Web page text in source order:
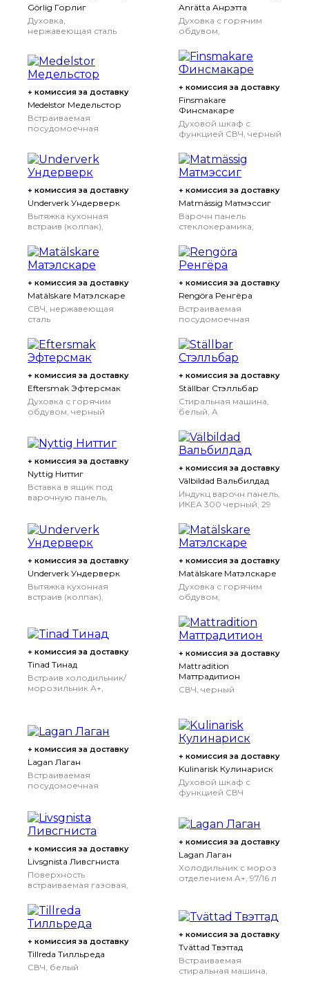
Görlig Горлиг
Духовка,
нержавеющая сталь
Anrätta Анрэтта
Духовка с горячим
обдувом,
+ комиссия за доставку
Medelstor Медельстор
Встраиваемая
посудомоечная
+ комиссия за доставку
Finsmakare
Финсмакаре
Духовой шкаф с
функцией СВЧ, черный
+ комиссия за доставку
Underverk Ундерверк
Вытяжка кухонная
встраив (колпак),
80 см
+ комиссия за доставку
Matmässig Матмэссиг
Варочн панель
стеклокерамика,
+ комиссия за доставку
Matälskare Матэлскаре
СВЧ, нержавеющая
сталь
+ комиссия за доставку
Rengöra Ренгёра
Встраиваемая
посудомоечная
см
+ комиссия за доставку
Eftersmak Эфтерсмак
Духовка с горячим
обдувом, черный
+ комиссия за доставку
Ställbar Стэлльбар
Стиральная машина,
белый, A
+ комиссия за доставку
Nyttig Ниттиг
Вставка в ящик под
варочную панель,
+ комиссия за доставку
Välbildad Вальбилдад
Индукц варочн панель,
ИКЕА 300 черный, 29
+ комиссия за доставку
Underverk Ундерверк
Вытяжка кухонная
встраив (колпак),
+ комиссия за доставку
Matälskare Матэлскаре
Духовка с горячим
обдувом,
+ комиссия за доставку
Tinad Тинад
Встраив холодильник/
морозильник А+,
+ комиссия за доставку
Mattradition
Маттрадитион
СВЧ, черный
+ комиссия за доставку
Lagan Лаган
Встраиваемая
посудомоечная
+ комиссия за доставку
Kulinarisk Кулинариск
Духовой шкаф с
функцией СВЧ
+ комиссия за доставку
Livsgnista Ливсгниста
Поверхность
встраиваемая газовая,
+ комиссия за доставку
Lagan Лаган
Холодильник с мороз
отделением A+, 97/16 л
+ комиссия за доставку
Tillreda Тилльреда
СВЧ, белый
+ комиссия за доставку
Tvättad Твэттад
Встраиваемая
стиральная машина,